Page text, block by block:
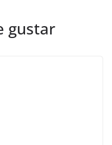
gustar